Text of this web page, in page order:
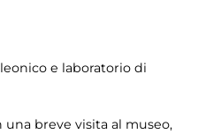
e laboratorio di
breve visita al museo,